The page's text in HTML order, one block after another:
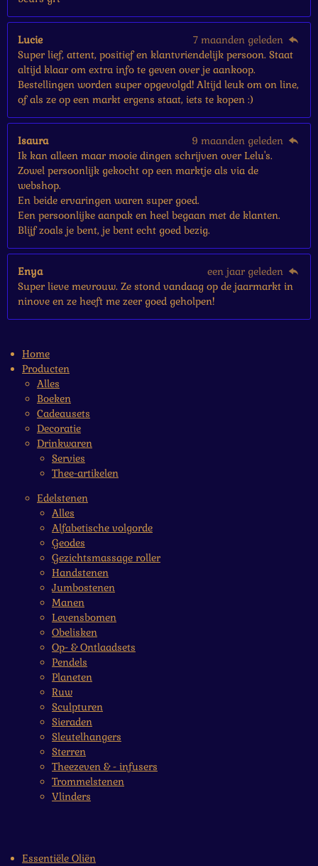
Lucie
7 maanden geleden
Super lief, attent, positief en klantvriendelijk persoon. Staat
altijd klaar om extra info te geven over je aankoop.
Bestellingen worden super opgevolgd! Altijd leuk om on line,
of als ze op een markt ergens staat, iets te kopen :)
Isaura
9 maanden geleden
Ik kan alleen maar mooie dingen schrijven over Lelu's.
Zowel persoonlijk gekocht op een marktje als via de
webshop.
En beide ervaringen waren super goed.
Een persoonlijke aanpak en heel begaan met de klanten.
Blijf zoals je bent, je bent echt goed bezig.
Enya
een jaar geleden
Super lieve mevrouw. Ze stond vandaag op de jaarmarkt in
ninove en ze heeft me zeer goed geholpen!
Home
Producten
Alles
Boeken
Cadeausets
Decoratie
Drinkwaren
Servies
Thee-artikelen
Edelstenen
Alles
Alfabetische volgorde
Geodes
Gezichtsmassage roller
Handstenen
Jumbostenen
Manen
Levensbomen
Obelisken
Op- & Ontlaadsets
Pendels
Planeten
Ruw
Sculpturen
Sieraden
Sleutelhangers
Sterren
Theezeven & - infusers
Trommelstenen
Vlinders
Essentiële Oliën